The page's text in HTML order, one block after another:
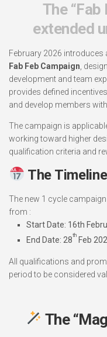
The “Fab
extended
February 2026
Fab Feb Campaign ,
development and team
provides defined
and develop members
The campaign is
working toward higher
qualification criteria and
The Timeline
The new 1 cycle
from :
Start Date: 16th
End Date: 28
th
Feb
All qualifications and
period to be considered
The